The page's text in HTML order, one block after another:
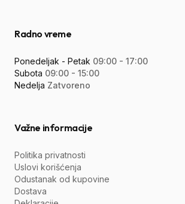
Radno vreme
Ponedeljak - Petak 09:00 - 17:00
Subota 09:00 - 15:00
Nedelja Zatvoreno
Važne informacije
Politika privatnosti
Uslovi korišćenja
Odustanak od kupovine
Dostava